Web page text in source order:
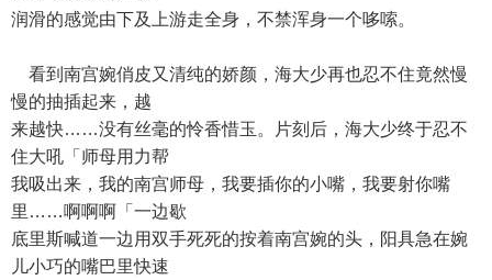
润滑的感觉由下及上游走全身，不禁浑身一个哆嗦。
看到南宫婉俏皮又清纯的娇颜，海大少再也忍不住竟然慢
慢的抽插起来，越
来越快……没有丝毫的怜香惜玉。片刻后，海大少终于忍不
住大吼「师母用力帮
我吸出来，我的南宫师母，我要插你的小嘴，我要射你嘴
里……啊啊啊「一边歇
底里斯喊道一边用双手死死的按着南宫婉的头，阳具急在婉
儿小巧的嘴巴里快速